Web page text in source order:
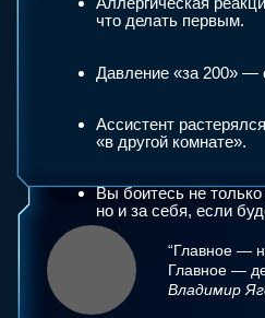
неотложных ситуаций.
Пошаговый алгоритм действий при
трёх главных неотложных
состояниях (анафилаксия, коллапс,
гипертонический криз).